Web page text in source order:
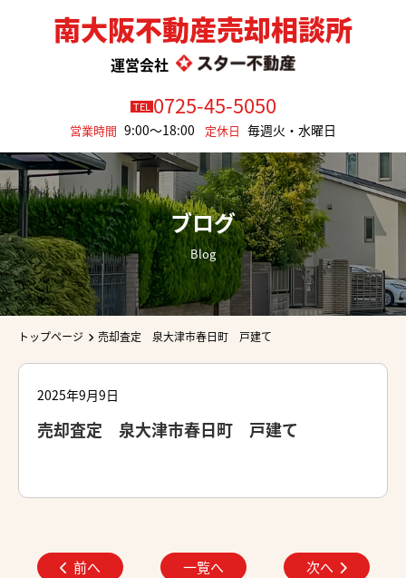
南大阪不動産売却相談所
運営会社
TEL0725-45-5050
営業時間 9:00～18:00 定休日 毎週火・水曜日
ブログ
Blog
トップページ 売却査定 泉大津市春日町 戸建て
2025年9月9日
売却査定 泉大津市春日町 戸建て
前へ 一覧へ 次へ